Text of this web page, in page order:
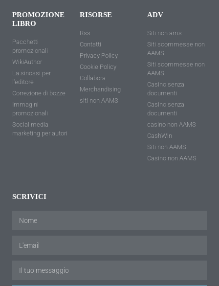
PROMOZIONE
LIBRO
Pacchetti
promozionali
WikiAuthor
La sinossi per
l'editore
Correzione di bozze
Immagini
promozionali
Social media
marketing per autori
RISORSE
Rss
Contatti
Privacy Policy
Cookie Policy
Collabora
Merchandising
siti non AAMS
ADV
Siti non ams
Siti scommesse non
AAMS
Siti scommesse non
AAMS
Casino senza
documenti
Casino senza
documenti
casino non AAMS
CashWin
Siti non AAMS
Casino non AAMS
SCRIVICI